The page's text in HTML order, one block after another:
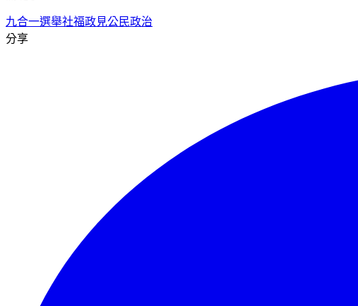
九合一選舉社福政見公民政治
分享